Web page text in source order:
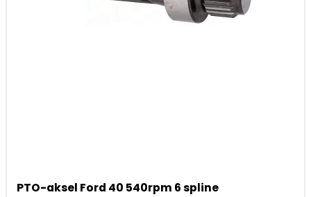
PTO-aksel Ford 40 540rpm 6 spline